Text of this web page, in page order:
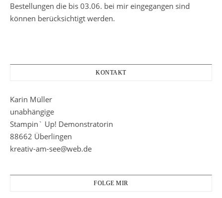
Bestellungen die bis 03.06. bei mir eingegangen sind
können berücksichtigt werden.
KONTAKT
Karin Müller
unabhängige
Stampin` Up! Demonstratorin
88662 Überlingen
kreativ-am-see@web.de
FOLGE MIR